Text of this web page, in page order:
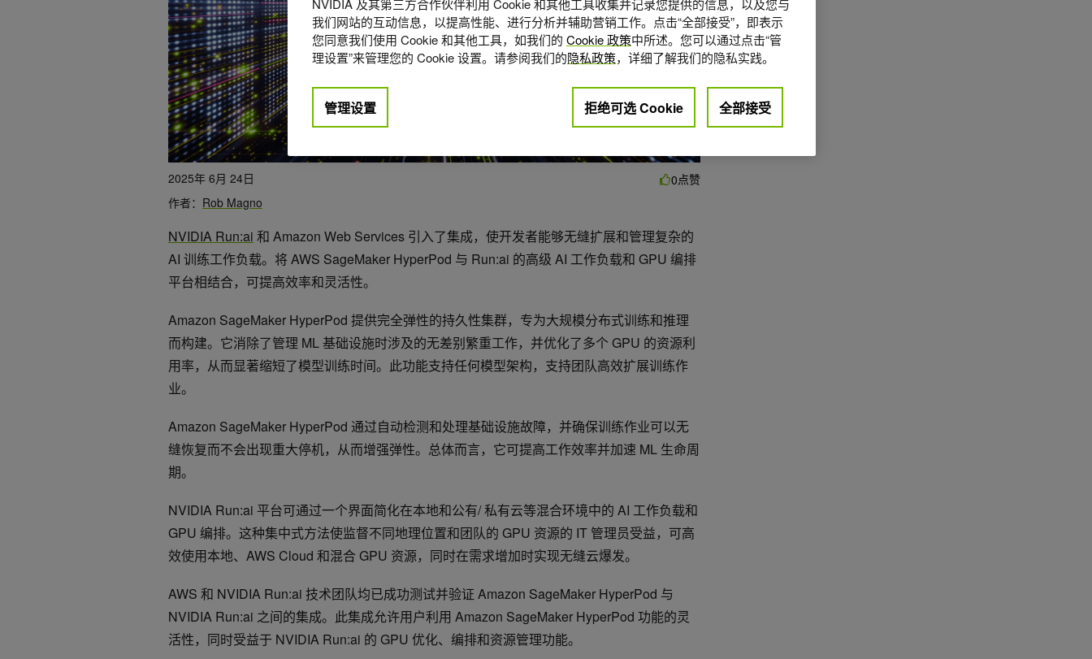
2025年 6月 24日
作者： Rob Magno
0点赞
NVIDIA Run:ai 和 Amazon Web Services 引入了集成，使开发者能够无缝扩展和管理复杂的
AI 训练工作负载。将 AWS SageMaker HyperPod 与 Run:ai 的高级 AI 工作负载和 GPU 编排
平台相结合，可提高效率和灵活性。
Amazon SageMaker HyperPod 提供完全弹性的持久性集群，专为大规模分布式训练和推理
而构建。它消除了管理 ML 基础设施时涉及的无差别繁重工作，并优化了多个 GPU 的资源利
用率，从而显著缩短了模型训练时间。此功能支持任何模型架构，支持团队高效扩展训练作
业。
Amazon SageMaker HyperPod 通过自动检测和处理基础设施故障，并确保训练作业可以无
缝恢复而不会出现重大停机，从而增强弹性。总体而言，它可提高工作效率并加速 ML 生命周
期。
NVIDIA Run:ai 平台可通过一个界面简化在本地和公有/ 私有云等混合环境中的 AI 工作负载和
GPU 编排。这种集中式方法使监督不同地理位置和团队的 GPU 资源的 IT 管理员受益，可高
效使用本地、AWS Cloud 和混合 GPU 资源，同时在需求增加时实现无缝云爆发。
AWS 和 NVIDIA Run:ai 技术团队均已成功测试并验证 Amazon SageMaker HyperPod 与
NVIDIA Run:ai 之间的集成。此集成允许用户利用 Amazon SageMaker HyperPod 功能的灵
活性，同时受益于 NVIDIA Run:ai 的 GPU 优化、编排和资源管理功能。
NVIDIA 及其第三方合作伙伴利用 Cookie 和其他工具收集并记录您提供的信息，以及您与
我们网站的互动信息，以提高性能、进行分析并辅助营销工作。点击“全部接受”，即表示
您同意我们使用 Cookie 和其他工具，如我们的 Cookie 政策中所述。您可以通过点击“管
理设置”来管理您的 Cookie 设置。请参阅我们的隐私政策，详细了解我们的隐私实践。
管理设置 拒绝可选 Cookie 全部接受